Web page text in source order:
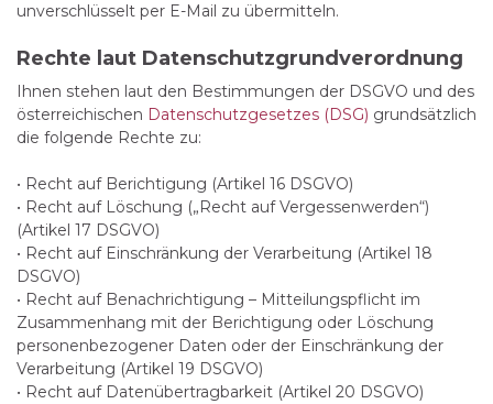
unverschlüsselt per E-Mail zu übermitteln.
Rechte laut Datenschutzgrundverordnung
Ihnen stehen laut den Bestimmungen der DSGVO und des
österreichischen Datenschutzgesetzes (DSG) grundsätzlich
die folgende Rechte zu:
• Recht auf Berichtigung (Artikel 16 DSGVO)
• Recht auf Löschung („Recht auf Vergessenwerden“)
(Artikel 17 DSGVO)
• Recht auf Einschränkung der Verarbeitung (Artikel 18
DSGVO)
• Recht auf Benachrichtigung – Mitteilungspflicht im
Zusammenhang mit der Berichtigung oder Löschung
personenbezogener Daten oder der Einschränkung der
Verarbeitung (Artikel 19 DSGVO)
• Recht auf Datenübertragbarkeit (Artikel 20 DSGVO)